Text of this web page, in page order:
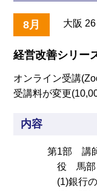
8月 大阪 26
経営改善シリ
オンライン受講
受講料が変更
内容
第1部 講
役 馬
(1)銀行